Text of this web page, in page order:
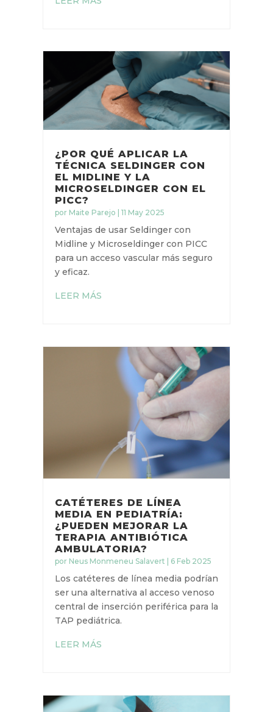
¿POR QUÉ APLICAR LA
TÉCNICA SELDINGER CON
EL MIDLINE Y LA
MICROSELDINGER CON EL
PICC?
por Maite Parejo | 11 May 2025
Ventajas de usar Seldinger con
Midline y Microseldinger con PICC
para un acceso vascular más
seguro y eficaz.
LEER MÁS
CATÉTERES DE LÍNEA
MEDIA EN PEDIATRÍA:
¿PUEDEN MEJORAR LA
TERAPIA ANTIBIÓTICA
AMBULATORIA?
por Neus Monmeneu Salavert| 6 Feb
2025
Los catéteres de línea media
podrían ser una alternativa al
acceso venoso central de inserción